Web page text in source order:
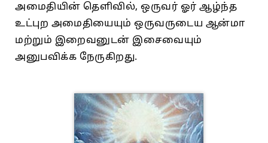
அமைதியின் தெளிவில், ஒருவர் ஓர் ஆழ்ந்த
உட்புற அமைதியையும் ஒருவருடைய ஆன்மா
மற்றும் இறைவனுடன் இசைவையும்
அனுபவிக்க நேருகிறது.